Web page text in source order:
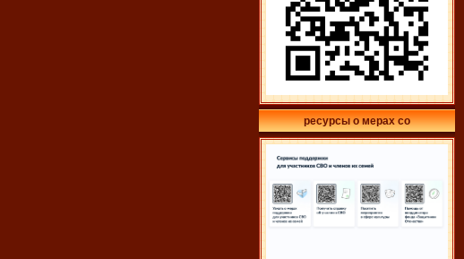
ресурсы о мерах со